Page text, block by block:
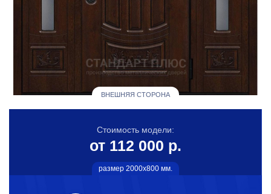
ВНЕШНЯЯ СТОРОНА
Стоимость модели:
от 112 000 р.
размер 2000х800 мм.